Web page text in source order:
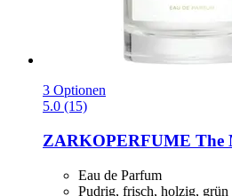
3 Optionen
5.0 (15)
ZARKOPERFUME The
Eau de Parfum
Pudrig, frisch, holzig, grün